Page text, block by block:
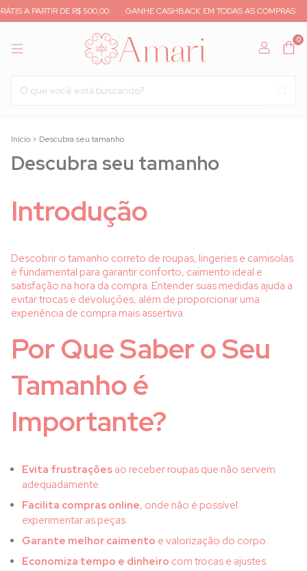
A PARTIR DE R$ 500,00 GANHE CASHBACK EM TODAS AS COMPRAS
0
Início > Descubra seu tamanho
Descubra seu tamanho
Introdução
Descobrir o tamanho correto de roupas, lingeries e camisolas
é fundamental para garantir conforto, caimento ideal e
satisfação na hora da compra. Entender suas medidas ajuda a
evitar trocas e devoluções, além de proporcionar uma
experiência de compra mais assertiva.
Por Que Saber o Seu
Tamanho é
Importante?
Evita frustrações ao receber roupas que não servem
adequadamente.
Facilita compras online, onde não é possível
experimentar as peças.
Garante melhor caimento e valorização do corpo.
Economiza tempo e dinheiro com trocas e ajustes.